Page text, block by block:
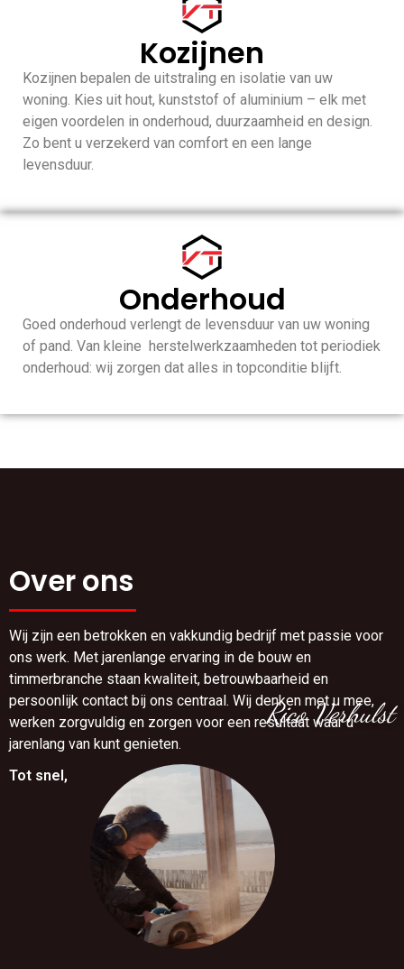
Kozijnen
Kozijnen bepalen de uitstraling en isolatie van uw
woning. Kies uit hout, kunststof of aluminium – elk met
eigen voordelen in onderhoud, duurzaamheid en design.
Zo bent u verzekerd van comfort en een lange
levensduur.
Onderhoud
Goed onderhoud verlengt de levensduur van uw woning
of pand. Van kleine herstelwerkzaamheden tot periodiek
onderhoud: wij zorgen dat alles in topconditie blijft.
Over ons
Wij zijn een betrokken en vakkundig bedrijf met passie voor
ons werk. Met jarenlange ervaring in de bouw en
timmerbranche staan kwaliteit, betrouwbaarheid en
persoonlijk contact bij ons centraal. Wij denken met u mee,
werken zorgvuldig en zorgen voor een resultaat waar u
jarenlang van kunt genieten.
Tot snel,
Rico Verhulst